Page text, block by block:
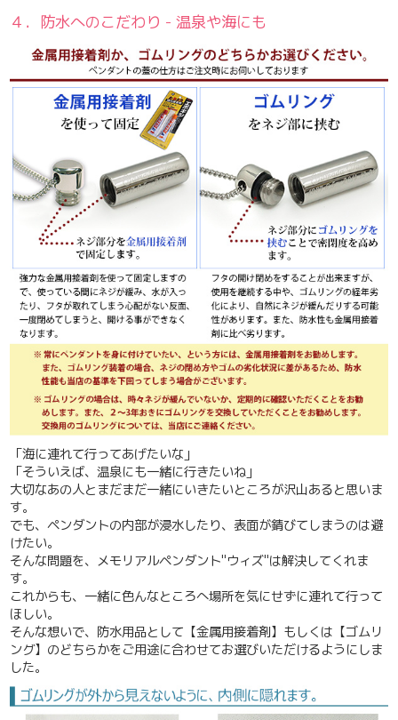
４．防水へのこだわり - 温泉や海にも
「海に連れて行ってあげたいな」
「そういえば、温泉にも一緒に行きたいね」
大切なあの人とまだまだ一緒にいきたいところが沢山あると思いま
す。
でも、ペンダントの内部が浸水したり、表面が錆びてしまうのは避
けたい。
そんな問題を、メモリアルペンダント"ウィズ"は解決してくれま
す。
これからも、一緒に色んなところへ場所を気にせずに連れて行って
ほしい。
そんな想いで、 防水用品として【金属用接着剤】もしくは【ゴムリ
ング】のどちらかをご用途に合わせてお選びいただけるようにしま
した。